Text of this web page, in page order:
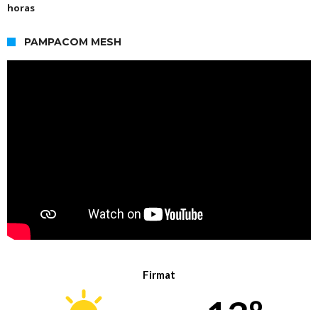
horas
PAMPACOM MESH
Firmat